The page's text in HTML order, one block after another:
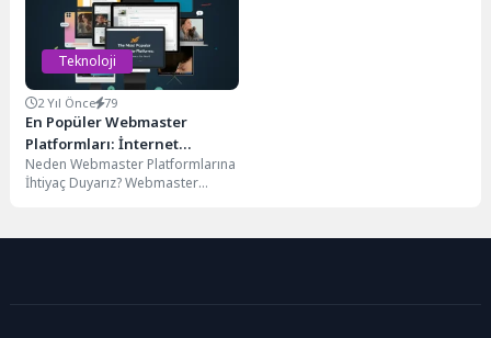
Teknoloji
2 Yıl Önce 79
En Popüler Webmaster
Platformları: İnternet
Dünyasında Başarıya Ulaşın
Neden Webmaster Platformlarına
İhtiyaç Duyarız? Webmaster
optimizasyonu ve analizi için...